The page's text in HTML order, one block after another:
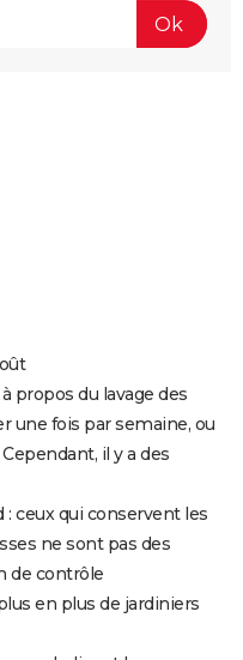
propos du lavage des
une fois par semaine, ou
il y a des
ceux qui conservent les
ne sont pas des
de contrôle
en plus de jardiniers